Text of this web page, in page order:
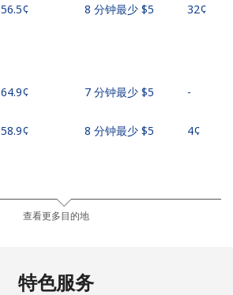
⁦56.5¢⁩ 8 分钟最少 ⁦$5⁩ ⁦32¢⁩
⁦64.9¢⁩ 7 分钟最少 ⁦$5⁩ -
⁦58.9¢⁩ 8 分钟最少 ⁦$5⁩ ⁦4¢⁩
⁦32.5¢⁩ 15 分钟最少 ⁦$5⁩
查看更多目的地
特色服务